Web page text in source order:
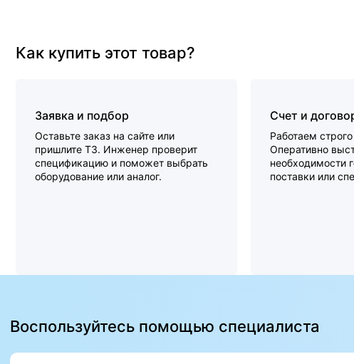
Как купить этот товар?
Заявка и подбор
Оставьте заказ на сайте или
пришлите ТЗ. Инженер проверит
спецификацию и поможет выбрать
оборудование или аналог.
Счет и
Работаем
Оперативно
необходимости
поставки или
Воспользуйтесь помощью специалиста